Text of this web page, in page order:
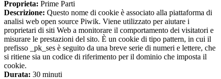
Proprieta: Prime Parti
Descrizione: Questo nome di cookie è associato alla piattaforma di
analisi web open source Piwik. Viene utilizzato per aiutare i
proprietari di siti Web a monitorare il comportamento dei visitatori e
misurare le prestazioni del sito. È un cookie di tipo pattern, in cui il
prefisso _pk_ses è seguito da una breve serie di numeri e lettere, che
si ritiene sia un codice di riferimento per il dominio che imposta il
cookie.
Durata: 30 minuti